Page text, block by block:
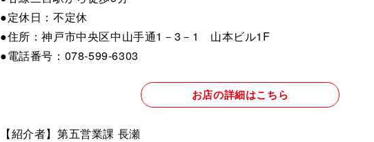
●定休日：不定休
●住所：神戸市中央区中山手通1－3－1 山本ビル1F
●電話番号：078-599-6303
お店の詳細はこちら
【紹介者】第五営業課 長瀬